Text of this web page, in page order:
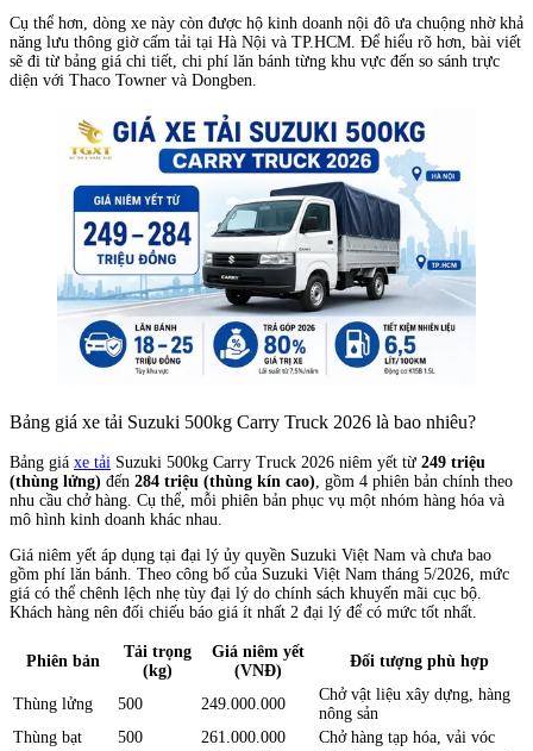
Cụ thể hơn, dòng xe này còn được hộ kinh doanh nội đô ưa chuộng nhờ khả
năng lưu thông giờ cấm tải tại Hà Nội và TP.HCM. Để hiểu rõ hơn, bài viết
sẽ đi từ bảng giá chi tiết, chi phí lăn bánh từng khu vực đến so sánh trực
diện với Thaco Towner và Dongben.
Bảng giá xe tải Suzuki 500kg Carry Truck 2026 là bao nhiêu?
Bảng giá xe tải Suzuki 500kg Carry Truck 2026 niêm yết từ 249 triệu
(thùng lửng) đến 284 triệu (thùng kín cao), gồm 4 phiên bản chính theo
nhu cầu chở hàng. Cụ thể, mỗi phiên bản phục vụ một nhóm hàng hóa và
mô hình kinh doanh khác nhau.
Giá niêm yết áp dụng tại đại lý ủy quyền Suzuki Việt Nam và chưa bao
gồm phí lăn bánh. Theo công bố của Suzuki Việt Nam tháng 5/2026, mức
giá có thể chênh lệch nhẹ tùy đại lý do chính sách khuyến mãi cục bộ.
Khách hàng nên đối chiếu báo giá ít nhất 2 đại lý để có mức tốt nhất.
Phiên bản
Tải trọng
(kg)
Giá niêm yết
(VNĐ)
Đối tượng phù hợp
Thùng lửng 500 249.000.000
Chở vật liệu xây dựng, hàng
nông sản
Thùng bạt
500 261.000.000
Chở hàng tạp hóa, vải vóc